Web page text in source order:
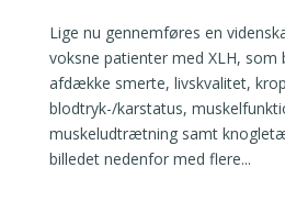
Lige nu gennemføres en
voksne patienter med XLH, som
afdække smerte, livskvalitet,
blodtryk-/karstatus,
muskeludtrætning samt
billedet nedenfor med flere...